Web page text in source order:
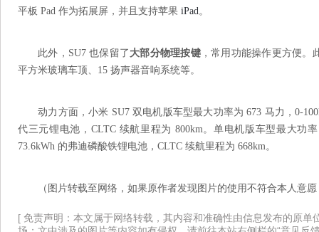
平板 Pad 作为拓展屏，并且支持苹果iPad。
此外，SU7 也保留了 大部分物理按键，常用功能操作更方便。
平方米玻璃车顶、15 扬声器音响系统等。
动力方面，小米 SU7 双电机版车型最大功率为 673 马力，0-
代三元锂电池，CLTC 续航里程为 800km。单电机版车型最大功
73.6kWh 的弗迪磷酸铁锂电池，CLTC 续航里程为 668km。
（图片转载至网络，如果原作者发现图片的使用不符合本人意
[ 免责声明：本文属于网络转载，其内容和准确性由信息发布的原